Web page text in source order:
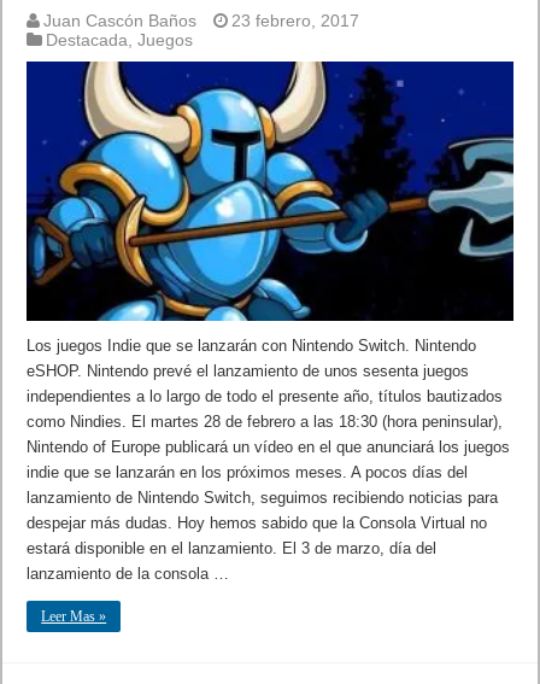
Juan Cascón Baños
23 febrero, 2017
Destacada ,Juegos
Los juegos Indie que se lanzarán con Nintendo Switch. Nintendo
eSHOP. Nintendo prevé el lanzamiento de unos sesenta juegos
independientes a lo largo de todo el presente año, títulos bautizados
como Nindies. El martes 28 de febrero a las 18:30 (hora peninsular),
Nintendo of Europe publicará un vídeo en el que anunciará los juegos
indie que se lanzarán en los próximos meses. A pocos días del
lanzamiento de Nintendo Switch, seguimos recibiendo noticias para
despejar más dudas. Hoy hemos sabido que la Consola Virtual no
estará disponible en el lanzamiento. El 3 de marzo, día del
lanzamiento de la consola …
Leer Mas »